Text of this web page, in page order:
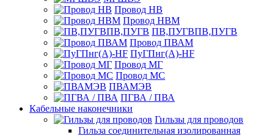
Провод НВ
Провод НВМ
ПВ,ПУГВПВ,ПУГВ
Провод ПВАМ
ПуГПнг(A)-HF
Провод МГ
Провод МС
ПВАМЭВ
ПГВА / ПВА
Кабельные наконечники
Гильзы для проводов
Гильза соединительная изолированная